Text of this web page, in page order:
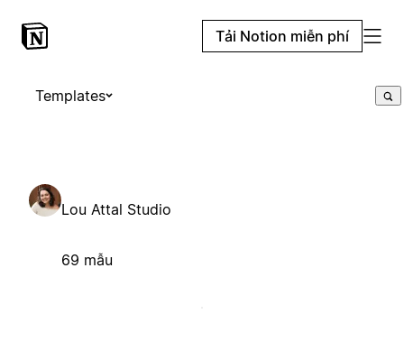
Tải Notion miễn phí
Templates
Lou Attal Studio
69 mẫu